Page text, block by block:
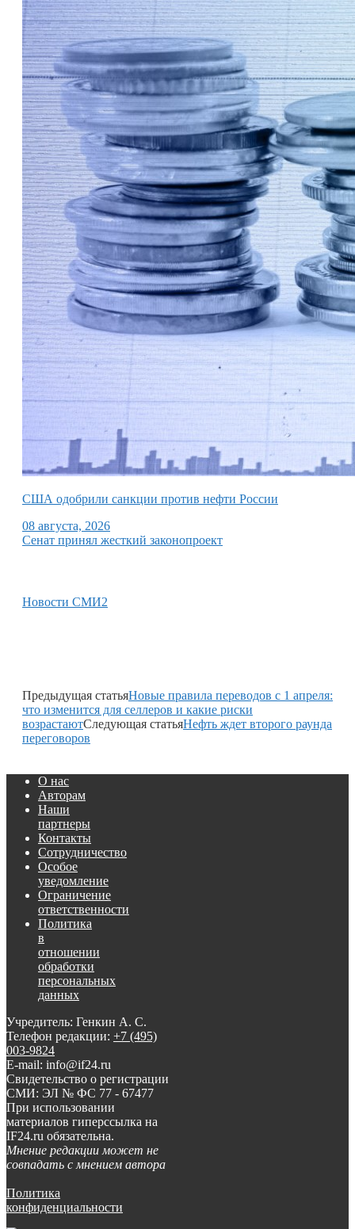
США одобрили санкции против нефти России
08 августа, 2026
Сенат принял жесткий законопроект
Новости СМИ2
Предыдущая статьяНовые правила переводов с 1 апреля:
что изменится для селлеров и какие риски
возрастаютСледующая статьяНефть ждет второго раунда
переговоров
О нас
Авторам
Наши
партнеры
Контакты
Сотрудничество
Особое
уведомление
Ограничение
ответственности
Политика
в
отношении
обработки
персональных
данных
Учредитель: Генкин А. С.
Телефон редакции: +7 (495)
003-9824
E-mail: info@if24.ru
Свидетельство о регистрации
СМИ: ЭЛ № ФС 77 - 67477
При использовании
материалов гиперссылка на
IF24.ru обязательна.
Мнение редакции может не
совпадать с мнением автора
Политика
конфиденциальности